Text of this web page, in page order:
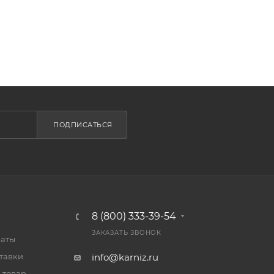
ПОДПИСАТЬСЯ
8 (800) 333-39-54
ЗАКАЗАТЬ ЗВОНОК
info@karniz.ru